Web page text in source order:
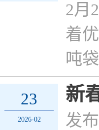
2月
着
吨
23
2026-02
新
发